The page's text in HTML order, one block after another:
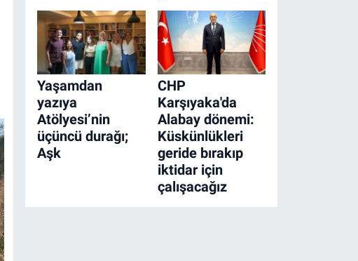
Yaşamdan
yazıya
Atölyesi’nin
üçüncü durağı;
Aşk
CHP
Karşıyaka'da
Alabay dönemi:
Küskünlükleri
geride bırakıp
iktidar için
çalışacağız